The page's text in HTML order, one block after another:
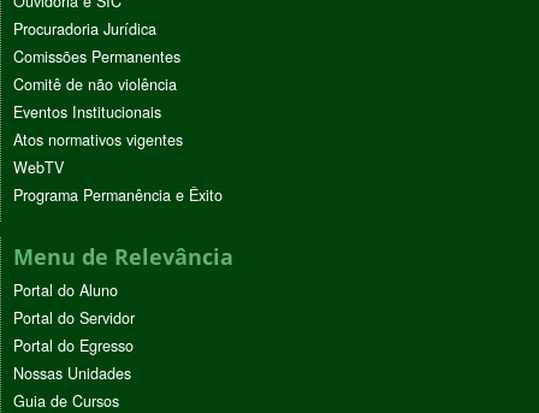
Procuradoria Jurídica
Comissões Permanentes
Comitê de não violência
Eventos Institucionais
Atos normativos vigentes
WebTV
Programa Permanência e Êxito
Menu de Relevância
Portal do Aluno
Portal do Servidor
Portal do Egresso
Nossas Unidades
Guia de Cursos